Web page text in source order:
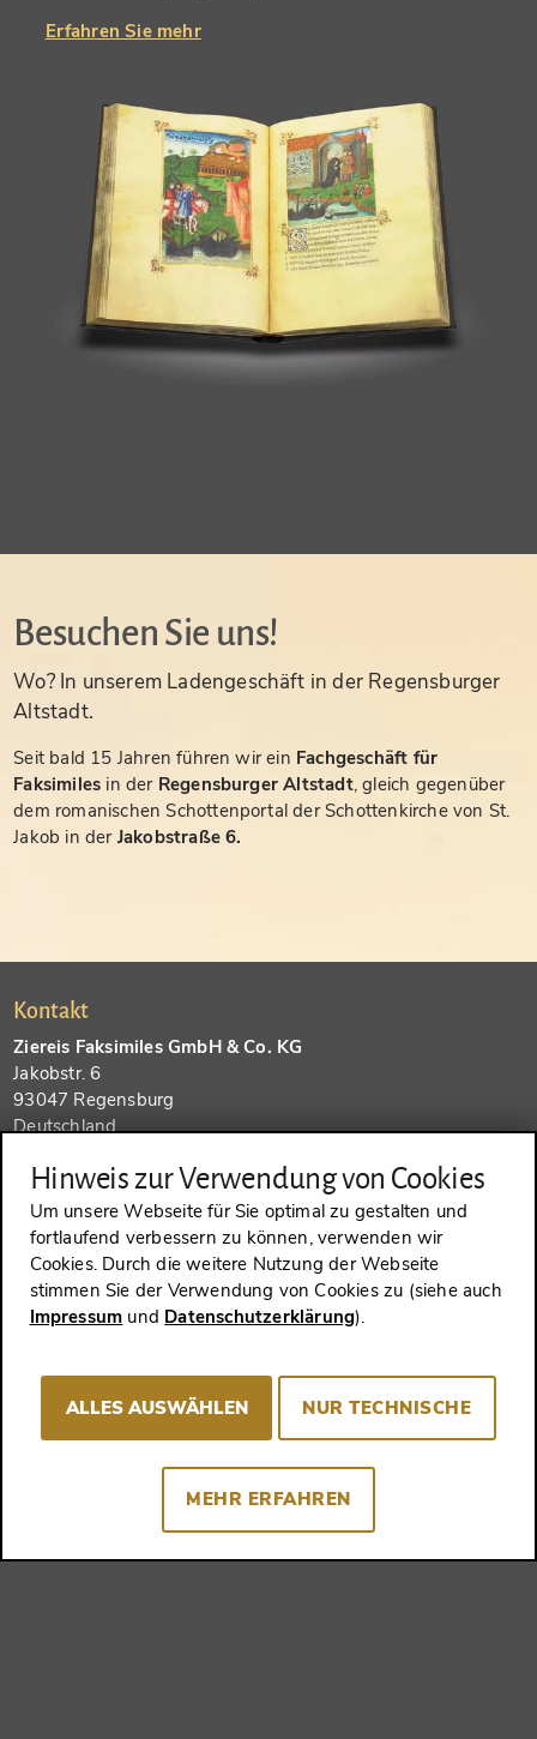
Erfahren Sie mehr
Besuchen Sie uns!
Wo? In unserem Ladengeschäft in der Regensburger
Altstadt.
Seit bald 15 Jahren führen wir ein Fachgeschäft für
Faksimiles in der Regensburger Altstadt, gleich gegenüber
dem romanischen Schottenportal der Schottenkirche von St.
Jakob in der Jakobstraße 6.
Kontakt
Ziereis Faksimiles GmbH & Co. KG
Jakobstr. 6
93047 Regensburg
Deutschland
E-Mail:kontakt@ziereis-faksimiles.de
Glossar
Wissenswelten
Newsletter abonnieren und diesen Vorteil erhalten
Hinweis zur Verwendung von Cookies
Um unsere Webseite für Sie optimal zu gestalten und
fortlaufend verbessern zu können, verwenden wir
Cookies. Durch die weitere Nutzung der Webseite
stimmen Sie der Verwendung von Cookies zu (siehe auch
Impressum und Datenschutzerklärung).
ALLES AUSWÄHLEN NUR TECHNISCHE
MEHR ERFAHREN